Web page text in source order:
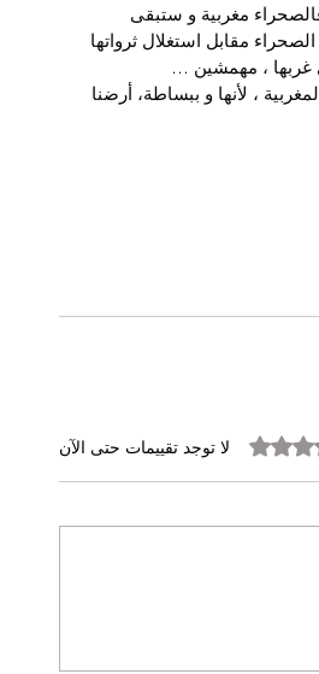
فالصحراء مغربية و ستبقى
مقابل استغلال ثرواتها
غربها ، مهمشين …
، لأنها و ببساطة، أرضنا
0 من أصل 5 نجوم. لا توجد تقييمات حتى الآن